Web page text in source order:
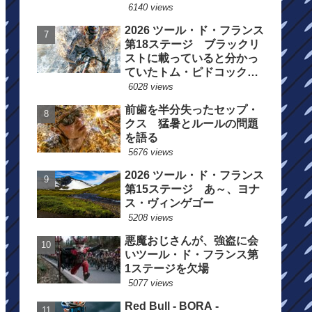
6140 views
2026 ツール・ド・フランス
第18ステージ ブラックリ
ストに載っていると分かっ
ていたトム・ピドコックは
総合順位死守に
6028 views
前歯を半分失ったセップ・
クス 猛暑とルールの問題
を語る
5676 views
2026 ツール・ド・フランス
第15ステージ あ～、ヨナ
ス・ヴィンゲゴー
5208 views
悪魔おじさんが、強盗に会
いツール・ド・フランス第
1ステージを欠場
5077 views
Red Bull - BORA -